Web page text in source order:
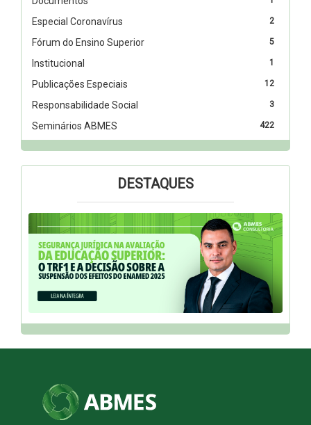
2
Especial Coronavírus
5
Fórum do Ensino Superior
1
Institucional
12
Publicações Especiais
3
Responsabilidade Social
422
Seminários ABMES
DESTAQUES